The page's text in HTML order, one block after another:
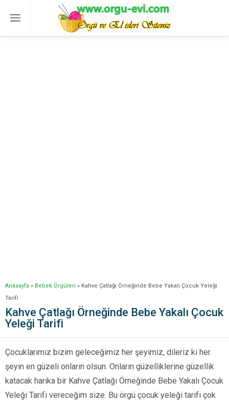
Anasayfa » Bebek Örgüleri » Kahve Çatlağı Örneğinde Bebe Yakalı Çocuk Yeleği
Tarifi
Kahve Çatlağı Örneğinde Bebe Yakalı Çocuk
Yeleği Tarifi
Çocuklarımız bizim geleceğimiz her şeyimiz, dileriz ki her
şeyin en güzeli onların olsun. Onların güzelliklerine güzellik
katacak harika bir Kahve Çatlağı Örneğinde Bebe Yakalı Çocuk
Yeleği Tarifi vereceğim size. Bu örgü çocuk yeleği tarifi çok